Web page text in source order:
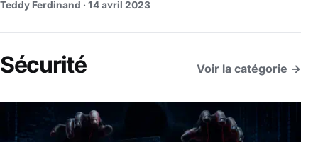
Teddy Ferdinand · 14 avril 2023
Sécurité Voir la catégorie →